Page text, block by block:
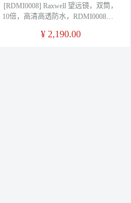
[RDMI0008] Raxwell 望远镜，双筒，
10倍，高清高透防水，RDMI0008， 1
¥ 2,190.00